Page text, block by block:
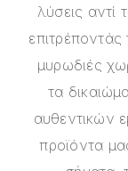
λύσεις
μυρωδιές
τα
αυθεντικών
προϊόντα